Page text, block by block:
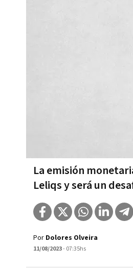
La emisión
Leliqs y será un
Por Dolores Olveira
11/08/2023- 07:35hs